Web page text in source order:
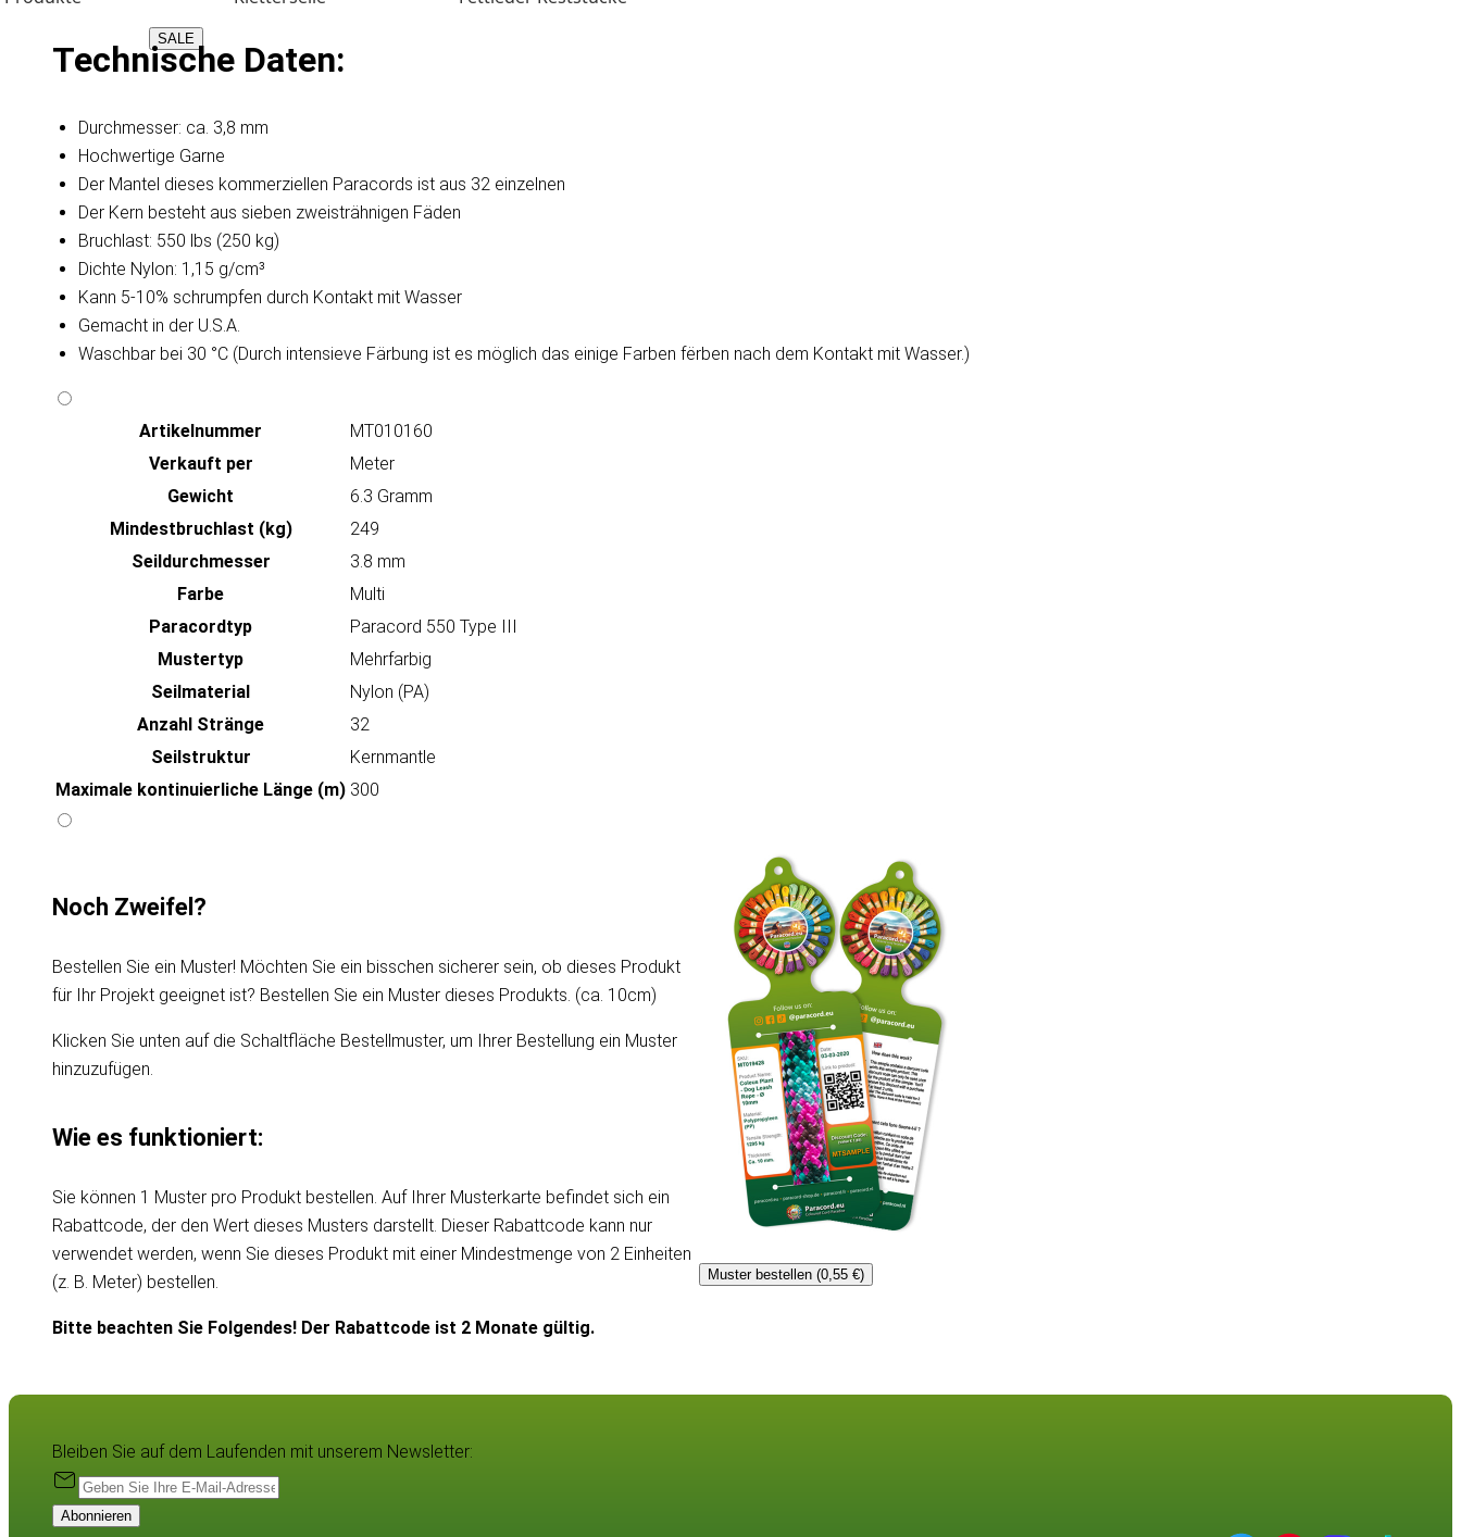
SALE
Technische Daten:
Durchmesser: ca. 3,8 mm
Hochwertige Garne
Der Mantel dieses kommerziellen Paracords ist aus 32 einzelnen
Der Kern besteht aus sieben zweisträhnigen Fäden
Bruchlast: 550 lbs (250 kg)
Dichte Nylon: 1,15 g/cm³
Kann 5-10% schrumpfen durch Kontakt mit Wasser
Gemacht in der U.S.A.
Waschbar bei 30 °C (Durch intensieve Färbung ist es möglich das einige Farben fërben nach dem Kontakt mit Wasser.)
Artikeln‌ummer
MT010160
Verkauft per
Meter
Gewicht
6.3 Gramm
Mindestbruchlast (kg)
249
Seildurchmesser
3.8 mm
Farbe
Multi
Paracordtyp
Paracord 550 Type III
Mustertyp
Mehrfarbig
Seilmaterial
Nylon (PA)
Anzahl Stränge
32
Seilstruktur
Kernmantle
Maximale kontinuierliche Länge (m) 300
Noch Zweifel?
Bestellen Sie ein Muster! Möchten Sie ein bisschen sicherer sein, ob dieses Produkt
für Ihr Projekt geeignet ist? Bestellen Sie ein Muster dieses Produkts. (ca. 10cm)
Klicken Sie unten auf die Schaltfläche Bestellmuster, um Ihrer Bestellung ein Muster
hinzuzufügen.
Wie es funktioniert:
Sie können 1 Muster pro Produkt bestellen. Auf Ihrer Musterkarte befindet sich ein
Rabattcode, der den Wert dieses Musters darstellt. Dieser Rabattcode kann nur
verwendet werden, wenn Sie dieses Produkt mit einer Mindestmenge von 2 Einheiten
(z. B. Meter) bestellen.
Bitte beachten Sie Folgendes! Der Rabattcode ist 2 Monate gültig.
Muster bestellen (0,55 €)
Bleiben Sie auf dem Laufenden mit unserem Newsletter:
Abonnieren